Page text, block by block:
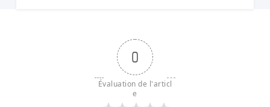
0
Évaluation de l'articl
e